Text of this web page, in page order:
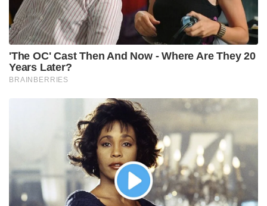
'The OC' Cast Then And Now - Where Are They 20
Years Later?
BRAINBERRIES